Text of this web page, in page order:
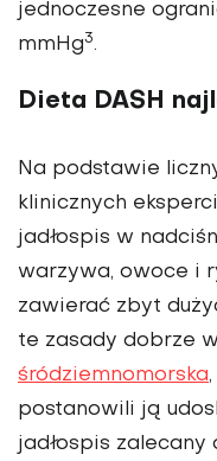
jednoczesne
mmHg3.
Dieta DASH
Na podstawie
klinicznych
jadłospis w
warzywa, owoce i
zawierać zbyt
te zasady dobrze
śródziemnomorska
postanowili ją
jadłospis zalecany